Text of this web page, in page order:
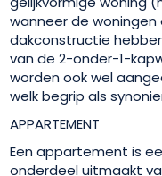
wanneer de woningen
dakconstructie
van de 2-onder-1-
worden ook wel
welk begrip als
APPARTEMENT
Een appartement is
onderdeel uitmaakt